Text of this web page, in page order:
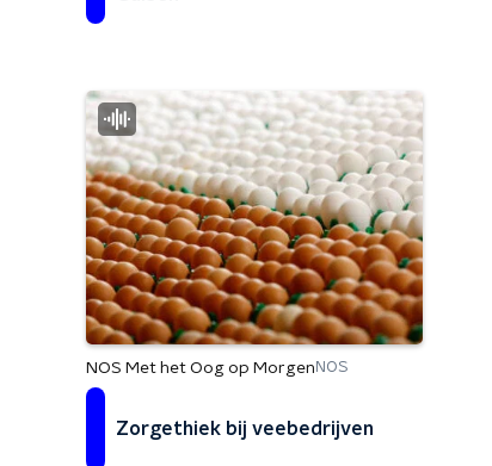
NOS Met het Oog op Morgen NOS
Zorgethiek bij veebedrijven